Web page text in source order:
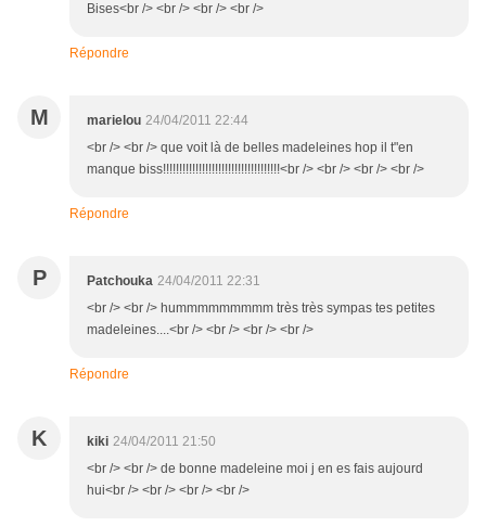
Bises<br /> <br /> <br /> <br />
Répondre
M marielou 24/04/2011 22:44
<br /> <br /> que voit là de belles madeleines hop il t"en
manque biss!!!!!!!!!!!!!!!!!!!!!!!!!!!!!!!!!!!!<br /> <br /> <br /> <br />
Répondre
P Patchouka 24/04/2011 22:31
<br /> <br /> hummmmmmmmm très très sympas tes petites
madeleines....<br /> <br /> <br /> <br />
Répondre
K kiki 24/04/2011 21:50
<br /> <br /> de bonne madeleine moi j en es fais aujourd
hui<br /> <br /> <br /> <br />